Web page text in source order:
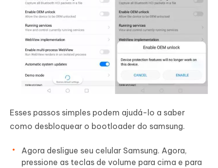
Esses passos simples podem ajudá-lo a saber
como desbloquear o bootloader do samsung.
Agora desligue seu celular Samsung. Agora,
pressione as teclas de volume para cima e para